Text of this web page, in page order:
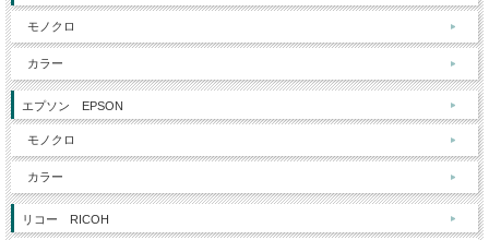
モノクロ
カラー
エプソン EPSON
モノクロ
カラー
リコー RICOH